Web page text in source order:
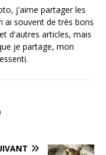
j'aime partager les
ai souvent de très bons
d'autres articles, mais
je partage, mon